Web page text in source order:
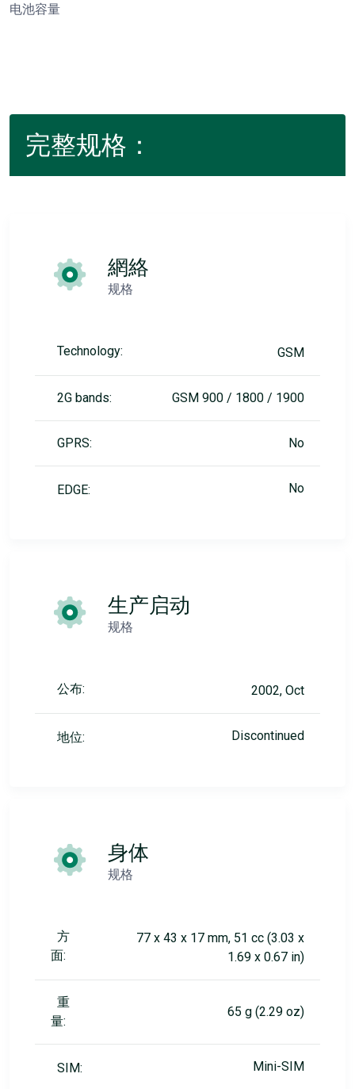
电池容量
完整规格：
網絡
规格
Technology: GSM
2G bands: GSM 900 / 1800 / 1900
GPRS: No
EDGE: No
生产启动
规格
公布: 2002, Oct
地位: Discontinued
身体
规格
方
面:
77 x 43 x 17 mm, 51 cc (3.03 x
1.69 x 0.67 in)
重
量:
65 g (2.29 oz)
SIM: Mini-SIM